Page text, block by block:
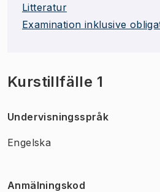
Litteratur
Examination inklusive
Kurstillfälle 1
Undervisningsspråk
Engelska
Anmälningskod